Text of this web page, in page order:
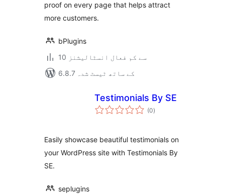
proof on every page that helps attract
more customers.
bPlugins
10 سے کم فعال انسٹالیشنز
6.8.7 کے ساتھ ٹیسٹ شدہ
Testimonials By SE
(0مجموعی
درجہ
)
Easily showcase beautiful testimonials on
your WordPress site with Testimonials By
SE.
seplugins